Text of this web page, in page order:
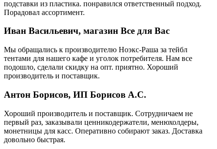
подставки из пластика. понравился ответственный подход.
Порадовал ассортимент.
Иван Васильевич, магазин Все для Вас
Мы обращались к производителю Ноэкс-Раша за тейбл
тентами для нашего кафе и уголок потребителя. Нам все
подошло, сделали скидку на опт. приятно. Хороший
производитель и поставщик.
Антон Борисов, ИП Борисов А.С.
Хороший производитель и поставщик. Сотрудничаем не
первый раз, заказывали ценникодержатели, менюхолдеры,
монетницы для касс. Оперативно собирают заказ. Доставка
довольно быстрая.